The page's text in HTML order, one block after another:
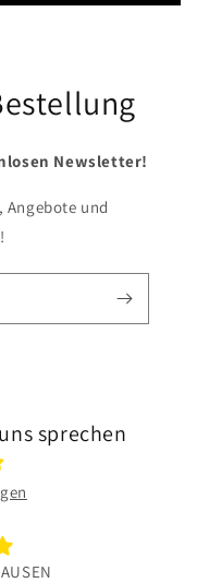
Newsletter!
Angebote und
sprechen